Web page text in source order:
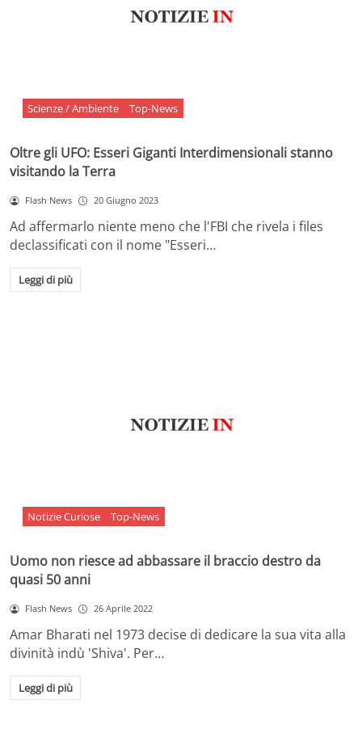
Scienze / Ambiente Top-News
Oltre gli UFO: Esseri Giganti Interdimensionali stanno
visitando la Terra
Flash News 20 Giugno 2023
Ad affermarlo niente meno che l'FBI che rivela i files
declassificati con il nome "Esseri…
Leggi di più
Notizie Curiose Top-News
Uomo non riesce ad abbassare il braccio destro da
quasi 50 anni
Flash News 26 Aprile 2022
Amar Bharati nel 1973 decise di dedicare la sua vita alla
divinità indù 'Shiva'. Per…
Leggi di più